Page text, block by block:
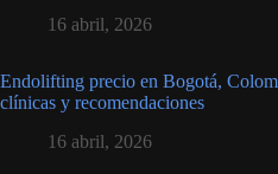
16 abril, 2026
Endolifting precio en Bogotá,
clínicas y recomendaciones
16 abril, 2026